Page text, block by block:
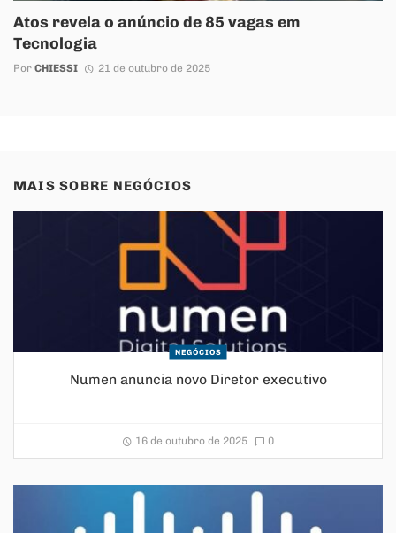
Atos revela o anúncio de 85 vagas em
Tecnologia
Por CHIESSI 21 de outubro de 2025
MAIS SOBRE NEGÓCIOS
NEGÓCIOS
Numen anuncia novo Diretor executivo
16 de outubro de 2025 0